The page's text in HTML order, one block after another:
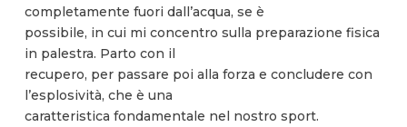
completamente fuori dall’acqua, se è
possibile, in cui mi concentro sulla preparazione fisica
in palestra. Parto con il
recupero, per passare poi alla forza e concludere con
l’esplosività, che è una
caratteristica fondamentale nel nostro sport.